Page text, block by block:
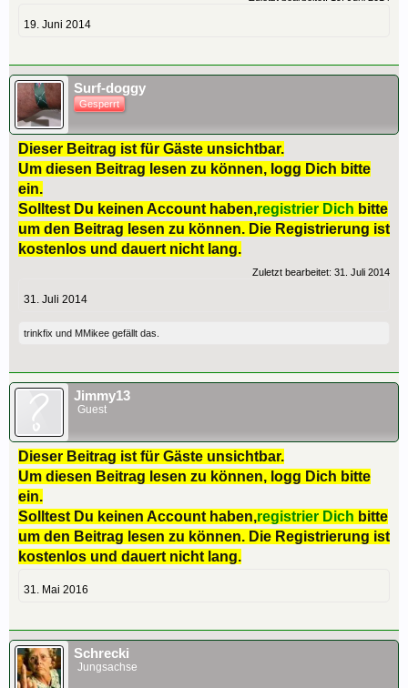
19. Juni 2014
Surf-doggy
Gesperrt
Dieser Beitrag ist für Gäste unsichtbar.
Um diesen Beitrag lesen zu können, logg Dich bitte
ein.
Solltest Du keinen Account haben,registrier Dich bitte
um den Beitrag lesen zu können. Die Registrierung ist
kostenlos und dauert nicht lang.
Zuletzt bearbeitet: 31. Juli 2014
31. Juli 2014
trinkfix und MMikee gefällt das.
Jimmy13
Guest
Dieser Beitrag ist für Gäste unsichtbar.
Um diesen Beitrag lesen zu können, logg Dich bitte
ein.
Solltest Du keinen Account haben,registrier Dich bitte
um den Beitrag lesen zu können. Die Registrierung ist
kostenlos und dauert nicht lang.
31. Mai 2016
Schrecki
Jungsachse